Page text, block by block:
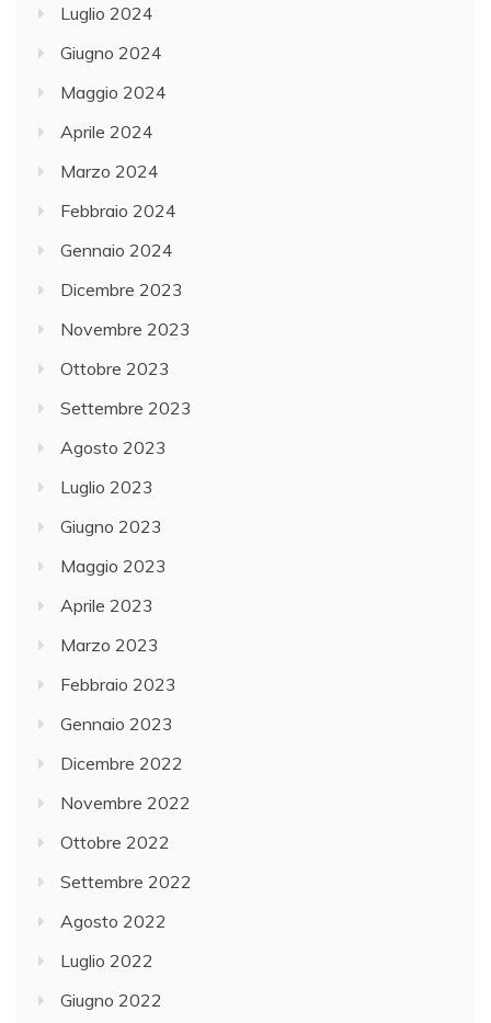
Luglio 2024
Giugno 2024
Maggio 2024
Aprile 2024
Marzo 2024
Febbraio 2024
Gennaio 2024
Dicembre 2023
Novembre 2023
Ottobre 2023
Settembre 2023
Agosto 2023
Luglio 2023
Giugno 2023
Maggio 2023
Aprile 2023
Marzo 2023
Febbraio 2023
Gennaio 2023
Dicembre 2022
Novembre 2022
Ottobre 2022
Settembre 2022
Agosto 2022
Luglio 2022
Giugno 2022